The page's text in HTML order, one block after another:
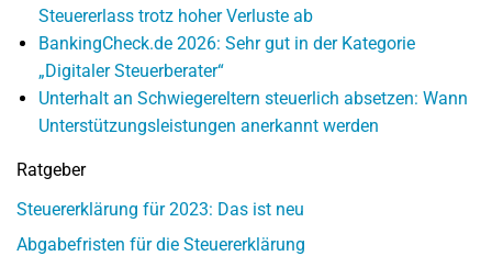
Steuererlass trotz hoher Verluste ab
BankingCheck.de 2026: Sehr gut in der Kategorie
„Digitaler Steuerberater“
Unterhalt an Schwiegereltern steuerlich absetzen: Wann
Unterstützungsleistungen anerkannt werden
Ratgeber
Steuererklärung für 2023: Das ist neu
Abgabefristen für die Steuererklärung